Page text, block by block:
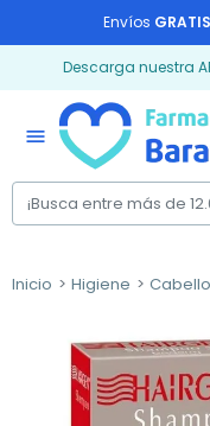
Envíos GRATIS
Descarga nuestra
menu
Inicio Higiene Cabello